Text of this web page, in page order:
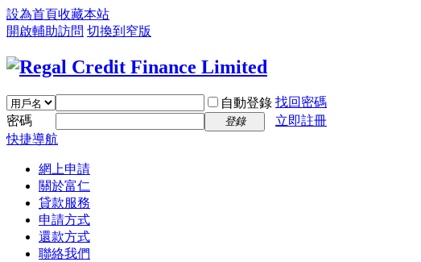
設為首頁收藏本站
開啟輔助訪問 切換到窄版
自動登錄 找回密碼
密碼
登錄
立即註冊
快捷導航
網上申請
關於富仁
貸款服務
申請方式
還款方式
聯絡我們